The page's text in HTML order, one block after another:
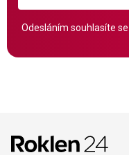
Odesláním souhlasíte se